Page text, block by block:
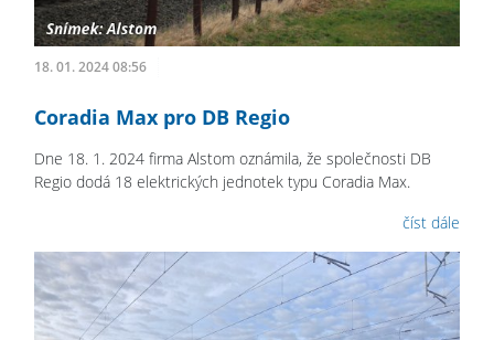
18. 01. 2024 08:56
Coradia Max pro DB Regio
Dne 18. 1. 2024 firma Alstom oznámila, že společnosti DB
Regio dodá 18 elektrických jednotek typu Coradia Max.
číst dále